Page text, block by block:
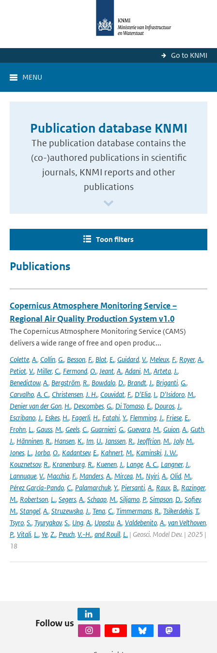
Go to KNMI
MENU
Publication database KNMI
The publication database contains the
(co-)authored publications in scientific
journals, KNMI reports and other
publications
Toon filters
Publications
Copernicus Atmosphere Monitoring Service –
Regional Air Quality Production System v1.0
The Copernicus Atmosphere Monitoring Service (CAMS)
delivers a wide range of free and open produc...
Colette, A., Collin, G., Besson, F., Blot, E., Guidard, V., Meleux, F., Royer, A.,
Petiot, V., Miller, C., Fermond, O., Jeant, A., Adani, M., Arteta, J.,
Benedictow, A., Bergström, R., Bowdalo, D., Brandt, J., Briganti, G.,
Carvalho, A. C., Christensen, J. H., Couvidat, F., D'Elia, I., D'Isidoro, M.,
Denier van der Gon, H., Descombes, G., Di Tomaso, E., Douros, J.,
Escribano, J., Eskes, H., Fagerli, H., Fatahi, Y., Flemming, J., Friese, E.,
Frohn, L., Gauss, M., Geels, C., Guarnieri, G., Guevara, M., Guion, A., Guth,
J., Hänninen, R., Hansen, K., Im, U., Janssen, R., Jeoffrion, M., Joly, M.,
Jones, L., Jorba, O., Kadantsev, E., Kahnert, M., Kaminski, J. W.,
Kouznetsov, R., Kranenburg, R., Kuenen, J., Lange, A. C., Langner, J.,
Lannuque, V., Macchia, F., Manders, A., Mircea, M., Nyiri, A., Olid, M.,
Pérez García-Pando, C., Palamarchuk, Y., Piersanti, A., Raux, B., Razinger,
M., Robertson, L., Segers, A., Schaap, M., Siljamo, P., Simpson, D., Sofiev,
M., Stangel, A., Struzewska, J., Tena, C., Timmermans, R., Tsikerdekis, T.,
Tsyro, S., Tyuryakov, S., Ung, A., Uppstu, A., Valdebenito, A., van Velthoven,
P., Vitali, L., Ye, Z., Peuch, V.-H., and Rouïl, L. | Geosci. Model Dev. | 2025 |
18
Follow us